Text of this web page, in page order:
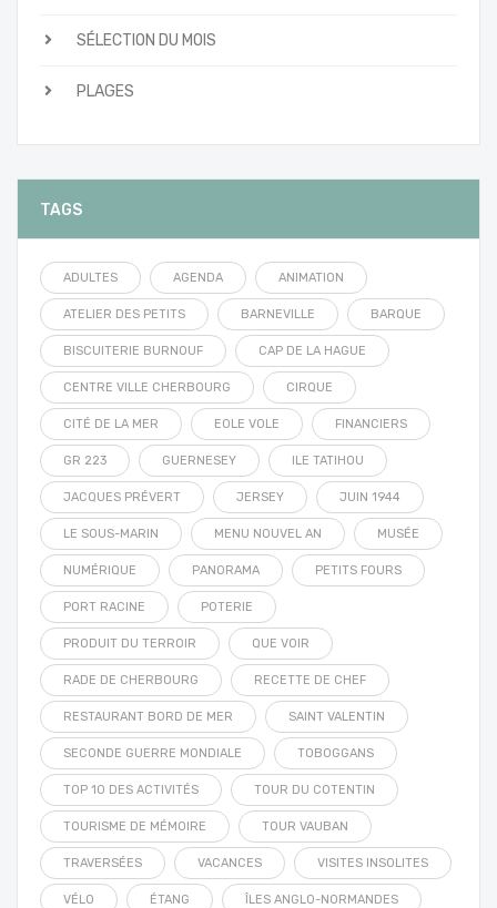
SÉLECTION DU MOIS
PLAGES
TAGS
ADULTES AGENDA ANIMATION
ATELIER DES PETITS BARNEVILLE BARQUE
BISCUITERIE BURNOUF CAP DE LA HAGUE
CENTRE VILLE CHERBOURG CIRQUE
CITÉ DE LA MER EOLE VOLE FINANCIERS
GR 223 GUERNESEY ILE TATIHOU
JACQUES PRÉVERT JERSEY JUIN 1944
LE SOUS-MARIN MENU NOUVEL AN MUSÉE
NUMÉRIQUE PANORAMA PETITS FOURS
PORT RACINE POTERIE
PRODUIT DU TERROIR QUE VOIR
RADE DE CHERBOURG RECETTE DE CHEF
RESTAURANT BORD DE MER SAINT VALENTIN
SECONDE GUERRE MONDIALE TOBOGGANS
TOP 10 DES ACTIVITÉS TOUR DU COTENTIN
TOURISME DE MÉMOIRE TOUR VAUBAN
TRAVERSÉES VACANCES VISITES INSOLITES
VÉLO ÉTANG ÎLES ANGLO-NORMANDES